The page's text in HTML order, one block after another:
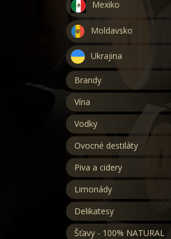
Mexiko
Moldavsko
Ukrajina
Brandy
Vína
Vodky
Ovocné destiláty
Piva a cidery
Limonády
Delikatesy
Šťavy - 100% NATURAL